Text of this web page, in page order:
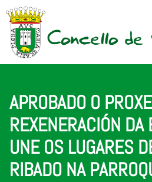
APROBADO O
REXENERACIÓN DA
UNE OS LUGARES
RIBADO NA